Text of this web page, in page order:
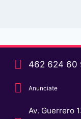
462 624 60
Anunciate
Av. Guerrero